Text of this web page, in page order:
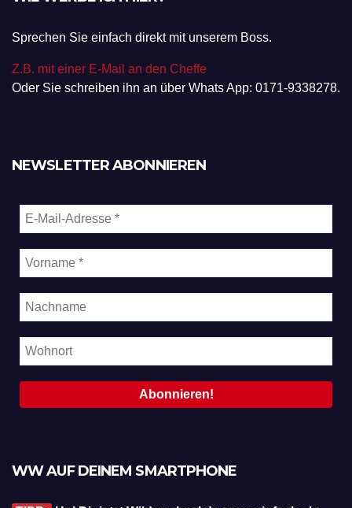
Sprechen Sie einfach direkt mit unserem Boss.
Z.B. mit einer E-Mail an den Cheffe
Oder Sie schreiben ihn an über Whats App: 0171-9338278.
NEWSLETTER ABONNIEREN
WW AUF DEINEM SMARTPHONE